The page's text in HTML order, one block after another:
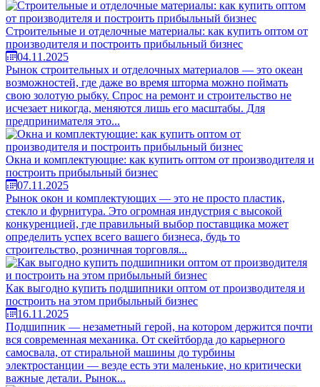
Строительные и отделочные материалы: как купить оптом от
производителя и построить прибыльный бизнес
04.11.2025
Рынок строительных и отделочных материалов — это океан
возможностей, где даже во время шторма можно поймать
свою золотую рыбку. Спрос на ремонт и строительство не
исчезает никогда, меняются лишь его масштабы. Для
предпринимателя это...
Окна и комплектующие: как купить оптом от производителя и
построить прибыльный бизнес
07.11.2025
Рынок окон и комплектующих — это не просто пластик,
стекло и фурнитура. Это огромная индустрия с высокой
конкуренцией, где правильный выбор поставщика может
определить успех всего вашего бизнеса, будь то
строительство, розничная торговля...
Как выгодно купить подшипники оптом от производителя и
построить на этом прибыльный бизнес
16.11.2025
Подшипник — незаметный герой, на котором держится почти
вся современная механика. От скейтборда до карьерного
самосвала, от стиральной машины до турбины
электростанции — везде есть эти маленькие, но критически
важные детали. Рынок...